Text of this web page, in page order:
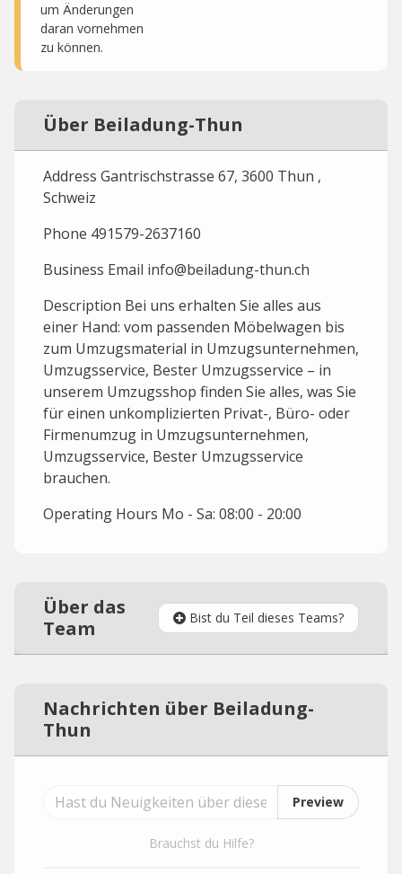
um Änderungen
daran vornehmen
zu können.
Über Beiladung-Thun
Address Gantrischstrasse 67, 3600 Thun ⁠,
Schweiz
Phone 491579-2637160
Business Email info@beiladung-thun.ch
Description Bei uns erhalten Sie alles aus
einer Hand: vom passenden Möbelwagen bis
zum Umzugsmaterial in Umzugsunternehmen,
Umzugsservice, Bester Umzugsservice – in
unserem Umzugsshop finden Sie alles, was Sie
für einen unkomplizierten Privat-, Büro- oder
Firmenumzug in Umzugsunternehmen,
Umzugsservice, Bester Umzugsservice
brauchen.
Operating Hours Mo - Sa: 08:00 - 20:00
Über das
Team
Bist du Teil dieses Teams?
Nachrichten über Beiladung-
Thun
Preview
Brauchst du Hilfe?